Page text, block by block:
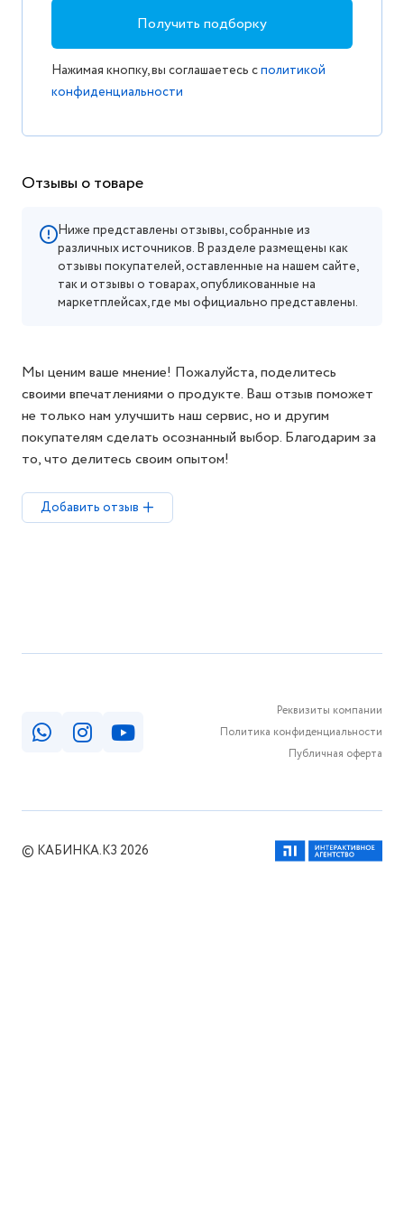
Получить подборку
Нажимая кнопку, вы соглашаетесь сполитикой
конфиденциальности
Отзывы о товаре
Ниже представлены отзывы, собранные из
различных источников. В разделе размещены как
отзывы покупателей, оставленные на нашем сайте,
так и отзывы о товарах, опубликованные на
маркетплейсах, где мы официально представлены.
Мы ценим ваше мнение! Пожалуйста, поделитесь
своими впечатлениями о продукте. Ваш отзыв поможет
не только нам улучшить наш сервис, но и другим
покупателям сделать осознанный выбор. Благодарим за
то, что делитесь своим опытом!
Добавить отзыв
Реквизиты компании
Политика конфиденциальности
Публичная оферта
© КАБИНКА.КЗ 2026